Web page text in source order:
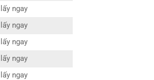
ngay
ngay
ngay
ngay
ngay